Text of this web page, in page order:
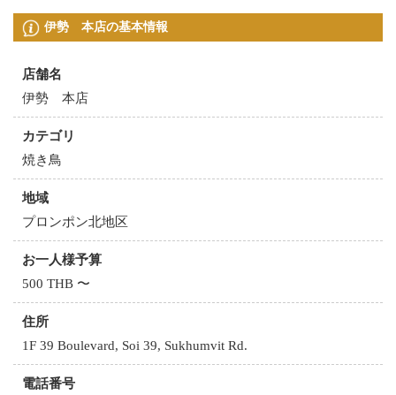
伊勢 本店の基本情報
店舗名
伊勢 本店
カテゴリ
焼き鳥
地域
プロンポン北地区
お一人様予算
500 THB 〜
住所
1F 39 Boulevard, Soi 39, Sukhumvit Rd.
電話番号